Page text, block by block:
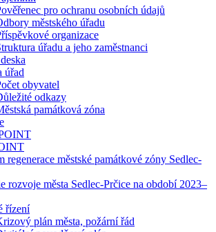
pro ochranu osobních údajů
městského úřadu
organizace
úřadu a jeho zaměstnanci
úřad
obyvatel
odkazy
památková zóna
regenerace městské památkové zóny Sedlec-
rozvoje města Sedlec-Prčice na období 2023–
řízení
plán města, požární řád